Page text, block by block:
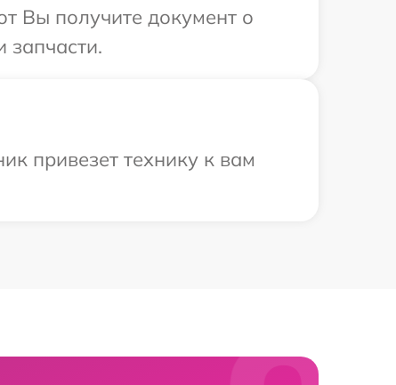
Вы получите документ о
запчасти.
привезет технику к вам